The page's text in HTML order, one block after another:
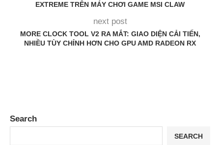
EXTREME TRÊN MÁY CHƠI GAME MSI CLAW
next post
MORE CLOCK TOOL V2 RA MẮT: GIAO DIỆN CẢI TIẾN,
NHIỀU TÙY CHỈNH HƠN CHO GPU AMD RADEON RX
Search
SEARCH